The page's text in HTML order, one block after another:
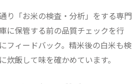
り「お米の検査・分析」をする専門
に保管する前の品質チェックを行
フィードバック。精米後の白米も検
炊飯して味を確かめています。